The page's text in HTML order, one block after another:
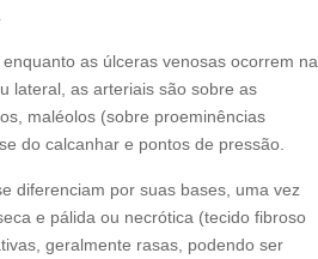
as úlceras venosas ocorrem na
lateral, as arteriais são sobre as
maléolos (sobre proeminências
do calcanhar e pontos de pressão.
diferenciam por suas bases, uma vez
e pálida ou necrótica (tecido fibroso
geralmente rasas, podendo ser